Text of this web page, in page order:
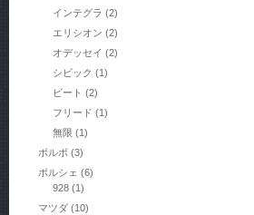
インテグラ (2)
エリシオン (2)
オデッセイ (2)
シビック (1)
ビート (2)
フリード (1)
無限 (1)
ボルボ (3)
ポルシェ (6)
928 (1)
マツダ(10)